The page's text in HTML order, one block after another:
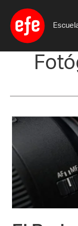
contenido
El
de
Canon
EOS
R3